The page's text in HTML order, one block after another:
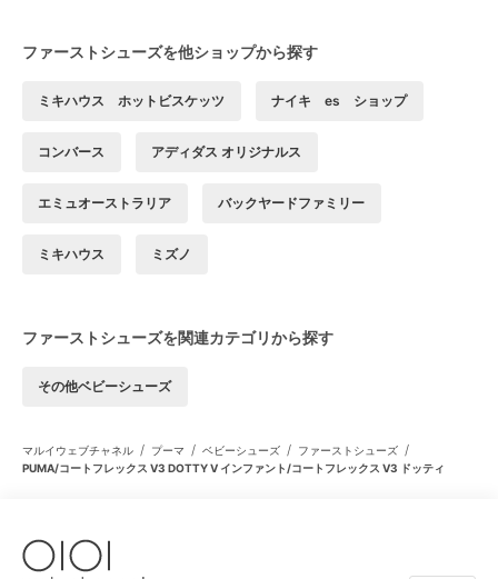
ファーストシューズを他ショップから探す
ミキハウス ホットビスケッツ ナイキ es ショップ
コンバース アディダス オリジナルス
エミュオーストラリア バックヤードファミリー
ミキハウス ミズノ
ファーストシューズを関連カテゴリから探す
その他ベビーシューズ
マルイウェブチャネル / プーマ / ベビーシューズ / ファーストシューズ /
PUMA/コートフレックス V3 DOTTY V インファント/コートフレックス V3 ドッティ